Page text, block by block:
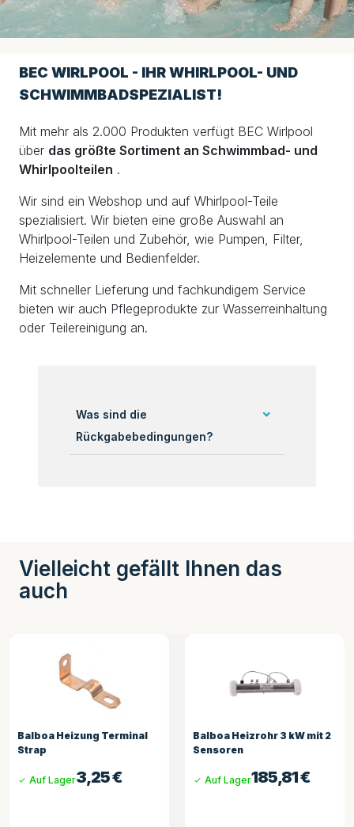
BEC WIRLPOOL - IHR WHIRLPOOL- UND
SCHWIMMBADSPEZIALIST!
Mit mehr als 2.000 Produkten verfügt BEC Wirlpool
über das größte Sortiment an Schwimmbad- und
Whirlpoolteilen .
Wir sind ein Webshop und auf Whirlpool-Teile
spezialisiert. Wir bieten eine große Auswahl an
Whirlpool-Teilen und Zubehör, wie Pumpen, Filter,
Heizelemente und Bedienfelder.
Mit schneller Lieferung und fachkundigem Service
bieten wir auch Pflegeprodukte zur Wasserreinhaltung
oder Teilereinigung an.
Was sind die
Rückgabebedingungen?
Vielleicht gefällt Ihnen das
auch
Balboa Heizung Terminal
Strap
3,25€
Auf Lager
Balboa Heizrohr 3 kW mit 2
Sensoren
185,81€
Auf Lager